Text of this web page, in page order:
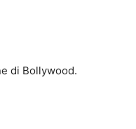
di Bollywood.